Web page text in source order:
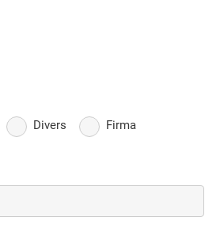
Divers Firma